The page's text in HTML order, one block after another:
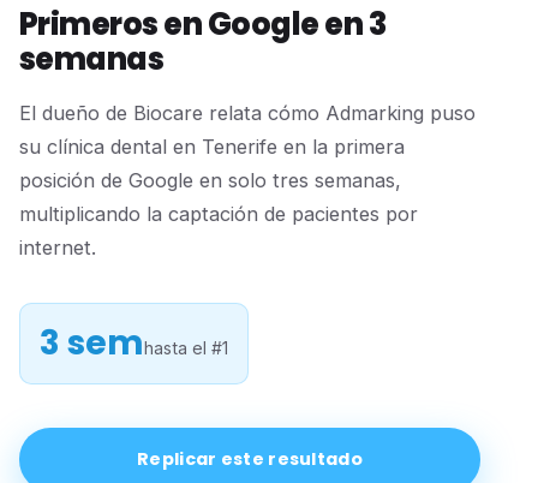
Primeros en Google en 3
semanas
El dueño de Biocare relata cómo Admarking puso
su clínica dental en Tenerife en la primera
posición de Google en solo tres semanas,
multiplicando la captación de pacientes por
internet.
3 semhasta el #1
Replicar este resultado